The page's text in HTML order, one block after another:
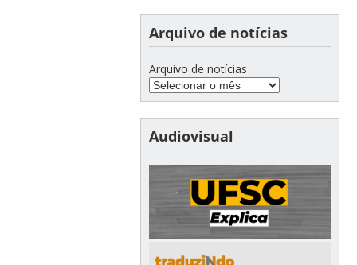
Arquivo de notícias
Arquivo de notícias
Audiovisual